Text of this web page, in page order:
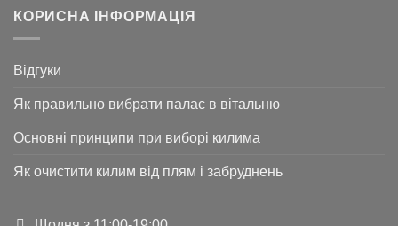
КОРИСНА ІНФОРМАЦІЯ
Відгуки
Як правильно вибрати палас в вітальню
Основні принципи при виборі килима
Як очистити килим від плям і забруднень